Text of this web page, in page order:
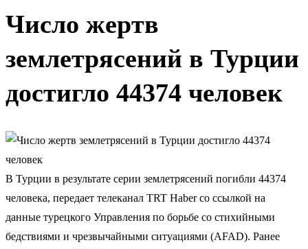
Число жертв
землетрясений в Турции
достигло 44374 человек
В Турции в результате серии землетрясений погибли 44374
человека, передает телеканал TRT Haber со ссылкой на
данные турецкого Управления по борьбе со стихийными
бедствиями и чрезвычайными ситуациями (AFAD). Ранее